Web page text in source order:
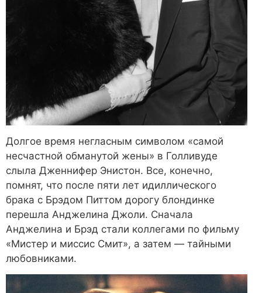
Долгое время негласным символом «самой
несчастной обманутой жены» в Голливуде
слыла Дженнифер Энистон. Все, конечно,
помнят, что после пяти лет идиллического
брака с Брэдом Питтом дорогу блондинке
перешла Анджелина Джоли. Сначала
Анджелина и Брэд стали коллегами по фильму
«Мистер и миссис Смит», а затем — тайными
любовниками.